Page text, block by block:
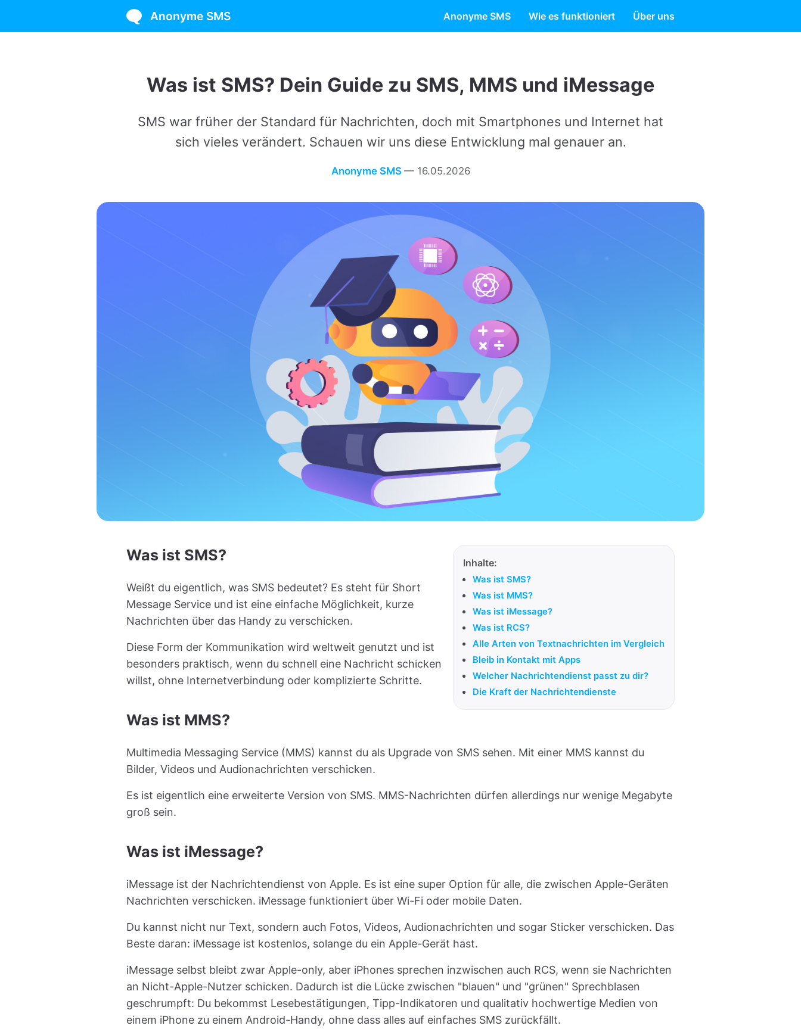
Anonyme SMS Anonyme SMS Wie es funktioniert Über uns
sich vieles verändert. Schauen wir uns diese Entwicklung mal genauer an.
Anonyme SMS— 16.05.2026
Inhalte:
Was ist SMS?
Was ist MMS?
Was ist iMessage?
Was ist RCS?
Alle Arten von Textnachrichten im Vergleich
Bleib in Kontakt mit Apps
Welcher Nachrichtendienst passt zu dir?
Die Kraft der Nachrichtendienste
Was ist SMS?
Weißt du eigentlich, was SMS bedeutet? Es steht für Short
Message Service und ist eine einfache Möglichkeit, kurze
Nachrichten über das Handy zu verschicken.
Diese Form der Kommunikation wird weltweit genutzt und ist
besonders praktisch, wenn du schnell eine Nachricht schicken
willst, ohne Internetverbindung oder komplizierte Schritte.
Was ist MMS?
Multimedia Messaging Service (MMS) kannst du als Upgrade von SMS sehen. Mit einer MMS kannst du
Bilder, Videos und Audionachrichten verschicken.
Es ist eigentlich eine erweiterte Version von SMS. MMS-Nachrichten dürfen allerdings nur wenige Megabyte
groß sein.
Was ist iMessage?
iMessage ist der Nachrichtendienst von Apple. Es ist eine super Option für alle, die zwischen Apple-Geräten
Nachrichten verschicken. iMessage funktioniert über Wi-Fi oder mobile Daten.
Du kannst nicht nur Text, sondern auch Fotos, Videos, Audionachrichten und sogar Sticker verschicken. Das
Beste daran: iMessage ist kostenlos, solange du ein Apple-Gerät hast.
iMessage selbst bleibt zwar Apple-only, aber iPhones sprechen inzwischen auch RCS, wenn sie Nachrichten
an Nicht-Apple-Nutzer schicken. Dadurch ist die Lücke zwischen "blauen" und "grünen" Sprechblasen
geschrumpft: Du bekommst Lesebestätigungen, Tipp-Indikatoren und qualitativ hochwertige Medien von
einem iPhone zu einem Android-Handy, ohne dass alles auf einfaches SMS zurückfällt.